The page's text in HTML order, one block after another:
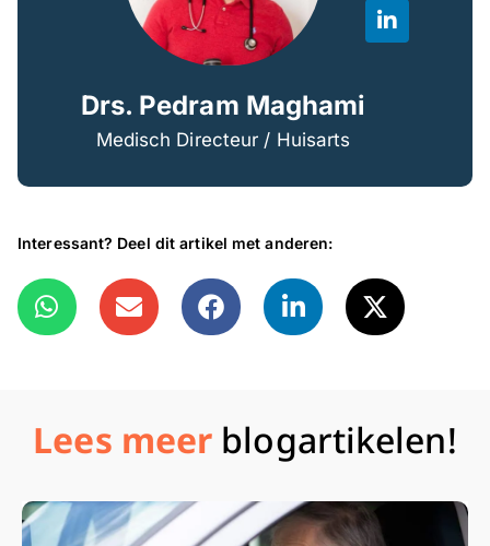
Drs. Pedram Maghami
Medisch Directeur / Huisarts
Interessant? Deel dit artikel met anderen:
Lees meer blogartikelen!